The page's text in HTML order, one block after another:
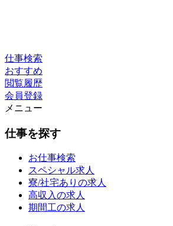
仕事検索
おすすめ
閲覧履歴
会員登録
メニュー
仕事を探す
お仕事検索
スペシャル求人
寮/社宅ありの求人
高収入の求人
期間工の求人